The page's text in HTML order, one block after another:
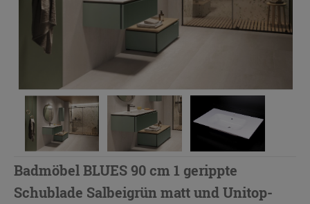
Badmöbel BLUES 90 cm 1 gerippte
Schublade Salbeigrün matt und Unitop-